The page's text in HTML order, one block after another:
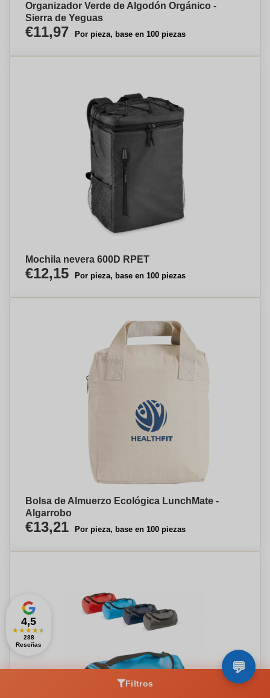
Organizador Verde de Algodón Orgánico -
Sierra de Yeguas
€11,97 Por pieza, base en 100 piezas
Mochila nevera 600D RPET
€12,15 Por pieza, base en 100 piezas
Bolsa de Almuerzo Ecológica LunchMate -
Algarrobo
€13,21 Por pieza, base en 100 piezas
Filtros
4,5
★★★★★
288
Reseñas